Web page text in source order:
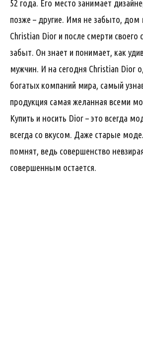
52 года. Его место занимает
позже – другие. Имя не забыто,
Christian Dior и после смерти своего
забыт. Он знает и понимает, как
мужчин. И на сегодня Christian Dior
богатых компаний мира, самый
продукция самая желанная всеми
Купить и носить Dior – это всегда
всегда со вкусом. Даже старые
помнят, ведь совершенство
совершенным остается.